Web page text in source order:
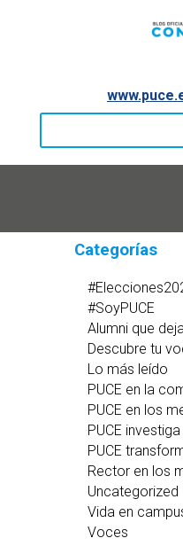
Categorías
#SoyPUCE
Alumni que
Descubre tu
Lo más leído
PUCE en la
PUCE en los
PUCE investiga
PUCE
Rector en los
Uncategorized
Vida en
Voces